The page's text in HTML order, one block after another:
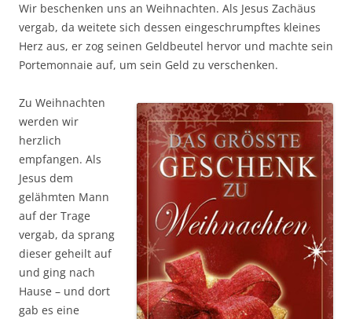
Wir beschenken uns an Weihnachten. Als Jesus Zachäus
vergab, da weitete sich dessen eingeschrumpftes kleines
Herz aus, er zog seinen Geldbeutel hervor und machte sein
Portemonnaie auf, um sein Geld zu verschenken.
Zu Weihnachten
werden wir
herzlich
empfangen. Als
Jesus dem
gelähmten Mann
auf der Trage
vergab, da sprang
dieser geheilt auf
und ging nach
Hause – und dort
gab es eine